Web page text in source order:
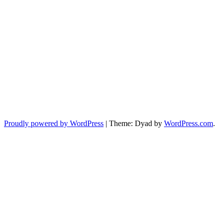
Proudly powered by WordPress | Theme: Dyad by WordPress.com.